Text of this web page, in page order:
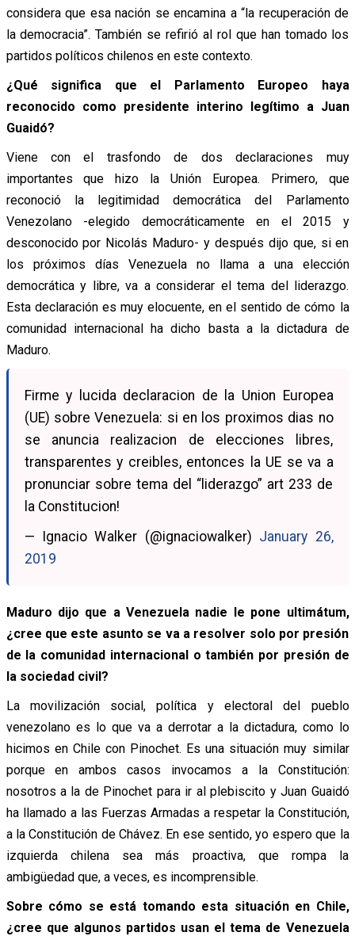
considera que esa nación se encamina a “la recuperación de
la democracia”. También se refirió al rol que han tomado los
partidos políticos chilenos en este contexto.
¿Qué significa que el Parlamento Europeo haya
reconocido como presidente interino legítimo a Juan
Guaidó?
Viene con el trasfondo de dos declaraciones muy
importantes que hizo la Unión Europea. Primero, que
reconoció la legitimidad democrática del Parlamento
Venezolano -elegido democráticamente en el 2015 y
desconocido por Nicolás Maduro- y después dijo que, si en
los próximos días Venezuela no llama a una elección
democrática y libre, va a considerar el tema del liderazgo.
Esta declaración es muy elocuente, en el sentido de cómo la
comunidad internacional ha dicho basta a la dictadura de
Maduro.
Firme y lucida declaracion de la Union Europea
(UE) sobre Venezuela: si en los proximos dias no
se anuncia realizacion de elecciones libres,
transparentes y creibles, entonces la UE se va a
pronunciar sobre tema del “liderazgo” art 233 de
la Constitucion!
— Ignacio Walker (@ignaciowalker) January 26,
2019
Maduro dijo que a Venezuela nadie le pone ultimátum,
¿cree que este asunto se va a resolver solo por presión
de la comunidad internacional o también por presión de
la sociedad civil?
La movilización social, política y electoral del pueblo
venezolano es lo que va a derrotar a la dictadura, como lo
hicimos en Chile con Pinochet. Es una situación muy similar
porque en ambos casos invocamos a la Constitución:
nosotros a la de Pinochet para ir al plebiscito y Juan Guaidó
ha llamado a las Fuerzas Armadas a respetar la Constitución,
a la Constitución de Chávez. En ese sentido, yo espero que la
izquierda chilena sea más proactiva, que rompa la
ambigüedad que, a veces, es incomprensible.
Sobre cómo se está tomando esta situación en Chile,
¿cree que algunos partidos usan el tema de Venezuela